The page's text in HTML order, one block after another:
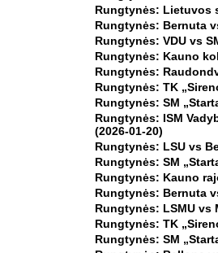
Rungtynės: Lietuvos
Rungtynės: Bernuta
Rungtynės: VDU vs
Rungtynės: Kauno
Rungtynės:
Rungtynės: TK
Rungtynės: SM
Rungtynės: ISM
(2026-01-20)
Rungtynės: LSU vs
Rungtynės: SM
Rungtynės: Kauno
Rungtynės: Bernuta
Rungtynės: LSMU vs
Rungtynės: TK
Rungtynės: SM